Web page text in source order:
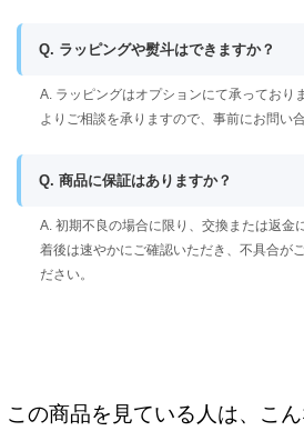
Q. ラッピングや熨斗はできますか？
A. ラッピングはオプションにて承っており
よりご相談を承りますので、事前にお問い
Q. 商品に保証はありますか？
A. 初期不良の場合に限り、交換または返金
着後は速やかにご確認いただき、不具合が
ださい。
この商品を見ている人は、こ